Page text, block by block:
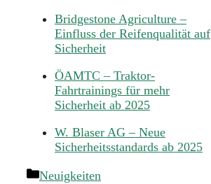
Bridgestone Agriculture –
Einfluss der Reifenqualität auf
Sicherheit
ÖAMTC – Traktor-
Fahrtrainings für mehr
Sicherheit ab 2025
W. Blaser AG – Neue
Sicherheitsstandards ab 2025
Kategorien
Neuigkeiten